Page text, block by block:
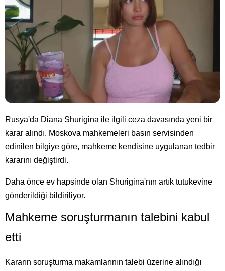
Rusya'da Diana Shurigina ile ilgili ceza davasında yeni bir
karar alındı. Moskova mahkemeleri basın servisinden
edinilen bilgiye göre, mahkeme kendisine uygulanan tedbir
kararını değiştirdi.
Daha önce ev hapsinde olan Shurigina'nın artık tutukevine
gönderildiği bildiriliyor.
Mahkeme soruşturmanın talebini kabul
etti
Kararın soruşturma makamlarının talebi üzerine alındığı